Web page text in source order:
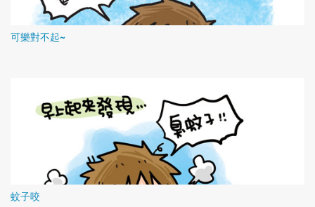
可樂對不起~
蚊子咬